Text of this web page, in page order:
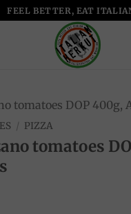
FEEL BETTER, EAT
/ PIZZA
tomatoes